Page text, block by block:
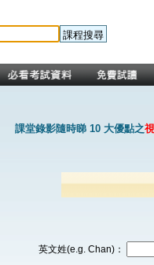
課堂錄影隨時睇 10 大優點之
英文姓(e.g. Chan)：